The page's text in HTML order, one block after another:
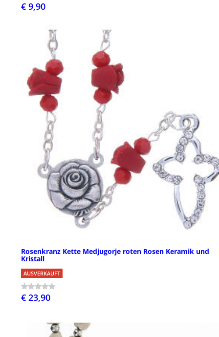
€ 9,90
Rosenkranz Kette Medjugorje roten Rosen Keramik und
Kristall
AUSVERKAUFT
€ 23,90